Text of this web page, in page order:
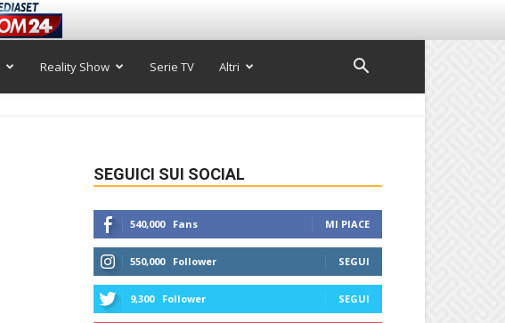
Reality Show Serie TV Altri
SEGUICI SUI SOCIAL
540,000 Fans MI PIACE
550,000 Follower SEGUI
9,300 Follower SEGUI